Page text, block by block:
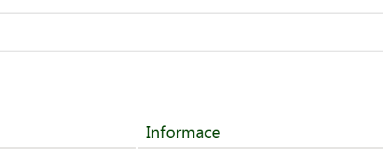
Informace